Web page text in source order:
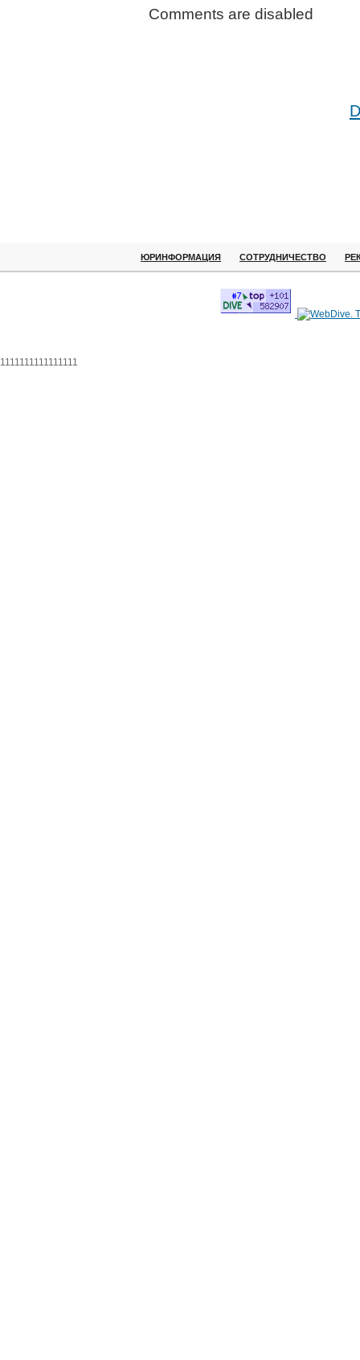
Comments are disabled
ЮРИНФОРМАЦИЯ СОТРУДНИЧЕСТВО
1111111111111111